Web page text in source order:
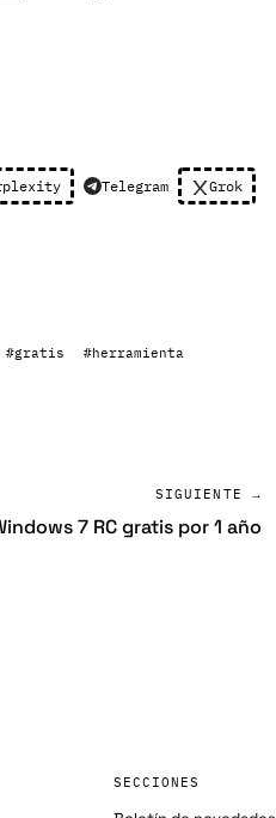
Telegram Grok
#gratis
#herramienta
SIGUIENTE →
7 RC gratis por 1 año
SECCIONES